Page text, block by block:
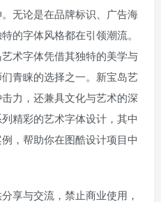
无论是在品牌标识、广告海
的字体风格都在引领潮流。
术字体凭借其独特的美学与
青睐的选择之一。新宝岛艺
力，还兼具文化与艺术的深
精彩的艺术字体设计，其中
，帮助你在图酷设计项目中
享与交流，禁止商业使用，